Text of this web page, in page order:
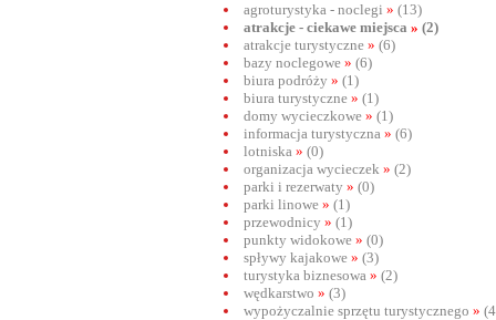
agroturystyka - noclegi » (13)
atrakcje - ciekawe miejsca » (2)
atrakcje turystyczne » (6)
bazy noclegowe » (6)
biura podróży » (1)
biura turystyczne » (1)
domy wycieczkowe » (1)
informacja turystyczna » (6)
lotniska » (0)
organizacja wycieczek » (2)
parki i rezerwaty » (0)
parki linowe » (1)
przewodnicy » (1)
punkty widokowe » (0)
spływy kajakowe » (3)
turystyka biznesowa » (2)
wędkarstwo » (3)
wypożyczalnie sprzętu turystycznego »